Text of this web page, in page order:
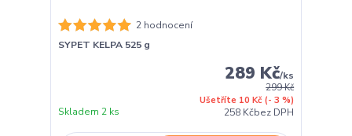
2 hodnocení
SYPET KELPA 525 g
299 Kč
Ušetříte 10 Kč (- 3 %)
289 Kč/ks
258 Kčbez DPH
Skladem 2 ks